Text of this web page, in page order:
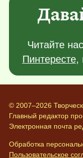
Читайте
Пинтересте,
© 2007–2026
Главный редактор
Электронная почта
Обработка
Пользовательское